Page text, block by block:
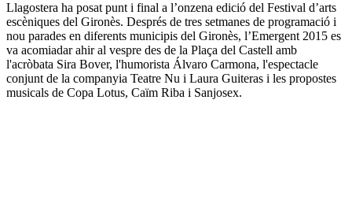
Llagostera ha posat punt i final a l’onzena edició del Festival d’arts
escèniques del Gironès. Després de tres setmanes de programació i
nou parades en diferents municipis del Gironès, l’Emergent 2015 es
va acomiadar ahir al vespre des de la Plaça del Castell amb
l'acròbata Sira Bover, l'humorista Álvaro Carmona, l'espectacle
conjunt de la companyia Teatre Nu i Laura Guiteras i les propostes
musicals de Copa Lotus, Caïm Riba i Sanjosex.